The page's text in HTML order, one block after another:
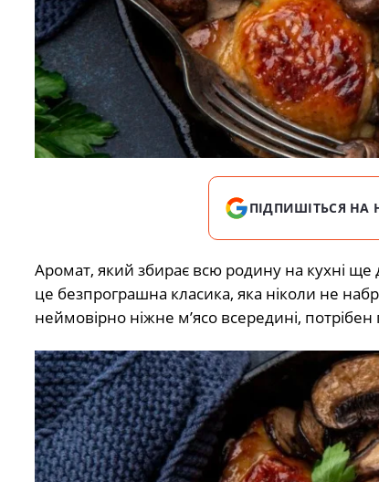
ПІДПИШІТЬСЯ НА
Аромат, який збирає всю родину на кухні ще
це безпрограшна класика, яка ніколи не
неймовірно ніжне м’ясо всередині,